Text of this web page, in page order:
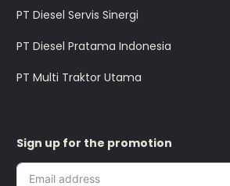
PT Diesel Servis Sinergi
PT Diesel Pratama Indonesia
PT Multi Traktor Utama
Sign up for the promotion